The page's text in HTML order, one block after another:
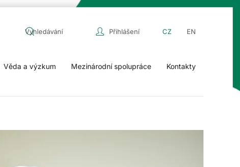
Přihlášení CZ EN
Věda a výzkum Mezinárodní spolupráce Kontakty